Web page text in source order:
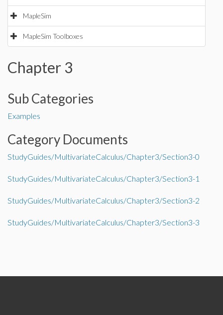
MapleSim
MapleSim Toolboxes
Chapter 3
Sub Categories
Examples
Category Documents
StudyGuides/MultivariateCalculus/Chapter3/Section3-0
StudyGuides/MultivariateCalculus/Chapter3/Section3-1
StudyGuides/MultivariateCalculus/Chapter3/Section3-2
StudyGuides/MultivariateCalculus/Chapter3/Section3-3